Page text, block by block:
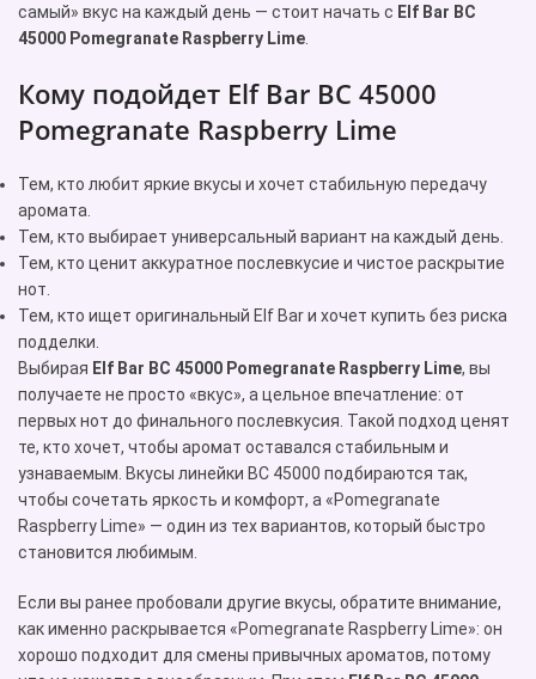
самый» вкус на каждый день — стоит начать с Elf Bar BC
45000 Pomegranate Raspberry Lime.
Кому подойдет Elf Bar BC 45000
Pomegranate Raspberry Lime
Тем, кто любит яркие вкусы и хочет стабильную передачу
аромата.
Тем, кто выбирает универсальный вариант на каждый день.
Тем, кто ценит аккуратное послевкусие и чистое раскрытие
нот.
Тем, кто ищет оригинальный Elf Bar и хочет купить без риска
подделки.
Выбирая Elf Bar BC 45000 Pomegranate Raspberry Lime, вы
получаете не просто «вкус», а цельное впечатление: от
первых нот до финального послевкусия. Такой подход ценят
те, кто хочет, чтобы аромат оставался стабильным и
узнаваемым. Вкусы линейки BC 45000 подбираются так,
чтобы сочетать яркость и комфорт, а «Pomegranate
Raspberry Lime» — один из тех вариантов, который быстро
становится любимым.
Если вы ранее пробовали другие вкусы, обратите внимание,
как именно раскрывается «Pomegranate Raspberry Lime»: он
хорошо подходит для смены привычных ароматов, потому